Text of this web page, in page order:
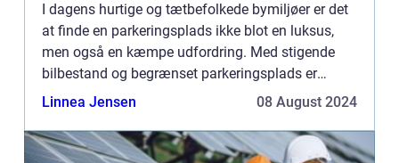
I dagens hurtige og tætbefolkede bymiljøer er det
at finde en parkeringsplads ikke blot en luksus,
men også en kæmpe udfordring. Med stigende
bilbestand og begrænset parkeringsplads er
effektiv parkeringskontrol blevet ...
Linnea Jensen 08 August 2024